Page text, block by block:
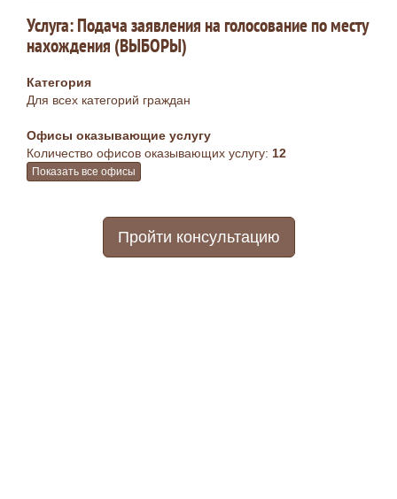
Услуга: Подача заявления на голосование по месту
нахождения (ВЫБОРЫ)
Категория
Для всех категорий граждан
Офисы оказывающие услугу
Количество офисов оказывающих услугу: 12
Показать все офисы
Пройти консультацию